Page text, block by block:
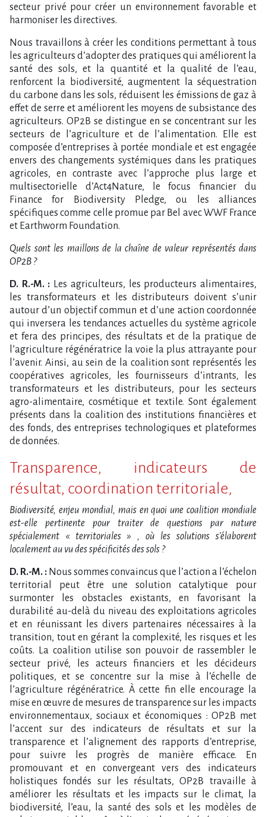
secteur privé pour créer un environnement favorable et
harmoniser les directives.
Nous travaillons à créer les conditions permettant à tous
les agriculteurs d’adopter des pratiques qui améliorent la
santé des sols, et la quantité et la qualité de l’eau,
renforcent la biodiversité, augmentent la séquestration
du carbone dans les sols, réduisent les émissions de gaz à
effet de serre et améliorent les moyens de subsistance des
agriculteurs. OP2B se distingue en se concentrant sur les
secteurs de l’agriculture et de l’alimentation. Elle est
composée d’entreprises à portée mondiale et est engagée
envers des changements systémiques dans les pratiques
agricoles, en contraste avec l’approche plus large et
multisectorielle d’Act4Nature, le focus financier du
Finance for Biodiversity Pledge, ou les alliances
spécifiques comme celle promue par Bel avec WWF France
et Earthworm Foundation.
Quels sont les maillons de la chaîne de valeur représentés dans
OP2B ?
D. R.-M. : Les agriculteurs, les producteurs alimentaires,
les transformateurs et les distributeurs doivent s’unir
autour d’un objectif commun et d’une action coordonnée
qui inversera les tendances actuelles du système agricole
et fera des principes, des résultats et de la pratique de
l’agriculture régénératrice la voie la plus attrayante pour
l’avenir. Ainsi, au sein de la coalition sont représentés les
coopératives agricoles, les fournisseurs d’intrants, les
transformateurs et les distributeurs, pour les secteurs
agro-alimentaire, cosmétique et textile. Sont également
présents dans la coalition des institutions financières et
des fonds, des entreprises technologiques et plateformes
de données.
Transparence, indicateurs de
résultat, coordination territoriale,
Biodiversité, enjeu mondial, mais en quoi une coalition mondiale
est-elle pertinente pour traiter de questions par nature
spécialement « territoriales » , où les solutions s’élaborent
localement au vu des spécificités des sols ?
D. R.-M. : Nous sommes convaincus que l’action a l’échelon
territorial peut être une solution catalytique pour
surmonter les obstacles existants, en favorisant la
durabilité au-delà du niveau des exploitations agricoles
et en réunissant les divers partenaires nécessaires à la
transition, tout en gérant la complexité, les risques et les
coûts. La coalition utilise son pouvoir de rassembler le
secteur privé, les acteurs financiers et les décideurs
politiques, et se concentre sur la mise à l’échelle de
l’agriculture régénératrice. À cette fin elle encourage la
mise en œuvre de mesures de transparence sur les impacts
environnementaux, sociaux et économiques : OP2B met
l’accent sur des indicateurs de résultats et sur la
transparence et l’alignement des rapports d’entreprise,
pour suivre les progrès de manière efficace. En
promouvant et en convergeant vers des indicateurs
holistiques fondés sur les résultats, OP2B travaille à
améliorer les résultats et les impacts sur le climat, la
biodiversité, l’eau, la santé des sols et les modèles de